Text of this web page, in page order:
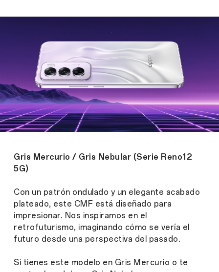
Gris Mercurio / Gris Nebular (Serie Reno12
5G)
Con un patrón ondulado y un elegante acabado
plateado, este CMF está diseñado para
impresionar. Nos inspiramos en el
retrofuturismo, imaginando cómo se vería el
futuro desde una perspectiva del pasado.
Si tienes este modelo en Gris Mercurio o te